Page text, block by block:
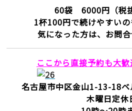
60袋 6000円（税
1杯100円で続けやすい
気になった方は、お問
ここから直接予約も大歓
名古屋市中区金山1-13-18
木曜日定休